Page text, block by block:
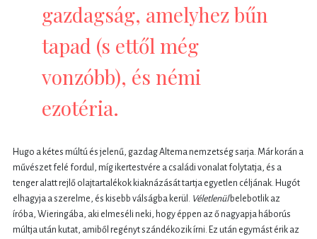
gazdagság, amelyhez bűn
tapad (s ettől még
vonzóbb), és némi
ezotéria.
Hugo a kétes múltú és jelenű, gazdag Altema nemzetség sarja. Már korán a
művészet felé fordul, míg ikertestvére a családi vonalat folytatja, és a
tenger alatt rejlő olajtartalékok kiaknázását tartja egyetlen céljának. Hugót
elhagyja a szerelme, és kisebb válságba kerül.
Véletlenülbelebotlik az
íróba, Wieringába, aki elmeséli neki, hogy éppen az ő nagyapja háborús
múltja után kutat, amiből regényt szándékozik írni. Ez után egymást érik az